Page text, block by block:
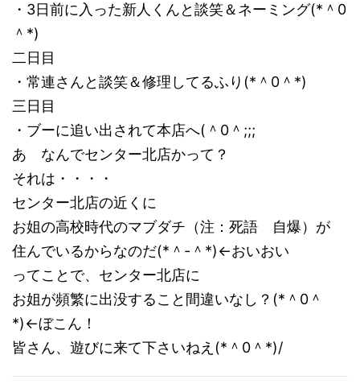
・3日前に入った新人くんと談笑＆ネーミング(*＾0
＾*)
二日目
・常連さんと談笑＆修理してるふり(*＾0＾*)
三日目
・ブーに追い出されて本店へ(＾0＾;;;
あ なんでセンター北店かって？
それは・・・・
センター北店の近くに
お姐の高校時代のマブダチ（注：死語 自爆）が
住んでいるからなのだ(*＾-＾*)←おいおい
ってことで、センター北店に
お姐が頻繁に出没すること間違いなし？(*＾0＾
*)←ぼこん！
皆さん、遊びに来て下さいねえ(*＾0＾*)/